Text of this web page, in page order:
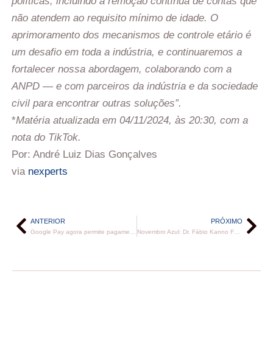
não atendem ao requisito mínimo de idade. O
aprimoramento dos mecanismos de controle etário é
um desafio em toda a indústria, e continuaremos a
fortalecer nossa abordagem, colaborando com a
ANPD — e com parceiros da indústria e da sociedade
civil para encontrar outras soluções”.
*Matéria atualizada em 04/11/2024, às 20:30, com a
nota do TikTok.
Por: André Luiz Dias Gonçalves
via nexperts
ANTERIOR PRÓXIMO
Novembro Azul: Dr. Fábio Kanno Fala Sobre a Prevenção do Câncer de Próstata na Rádio Mundial FM.